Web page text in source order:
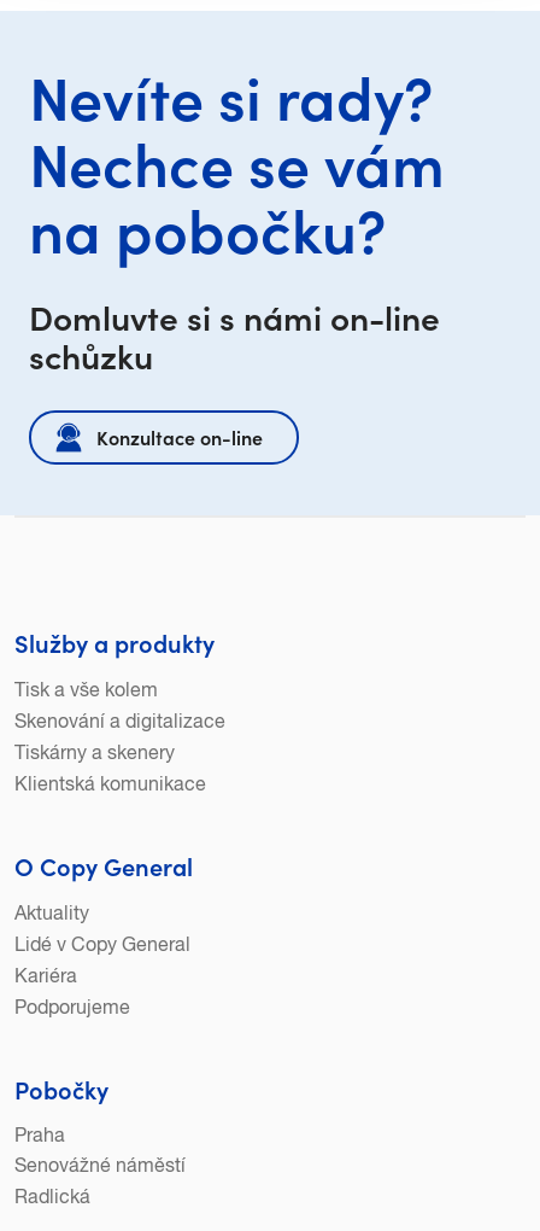
Nevíte si rady?
Nechce se vám
na pobočku?
Domluvte si s námi on-line
schůzku
Konzultace on-line
Služby a produkty
Tisk a vše kolem
Skenování a digitalizace
Tiskárny a skenery
Klientská komunikace
O Copy General
Aktuality
Lidé v Copy General
Kariéra
Podporujeme
Pobočky
Praha
Senovážné náměstí
Radlická